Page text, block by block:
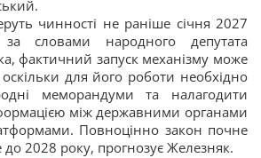
чинності не раніше січня 2027
словами народного депутата
фактичний запуск механізму може
оскільки для його роботи необхідно
меморандуми та налагодити
між державними органами
Повноцінно закон почне
2028 року, прогнозує Железняк.